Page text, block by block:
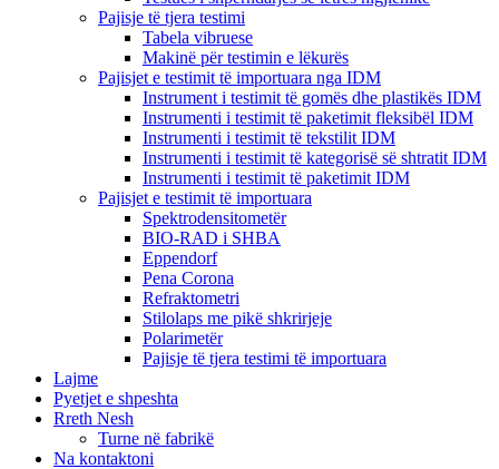
Pajisje të tjera testimi
Tabela vibruese
Makinë për testimin e lëkurës
Pajisjet e testimit të importuara nga IDM
Instrument i testimit të gomës dhe plastikës IDM
Instrumenti i testimit të paketimit fleksibël IDM
Instrumenti i testimit të tekstilit IDM
Instrumenti i testimit të kategorisë së shtratit IDM
Instrumenti i testimit të paketimit IDM
Pajisjet e testimit të importuara
Spektrodensitometër
BIO-RAD i SHBA
Eppendorf
Pena Corona
Refraktometri
Stilolaps me pikë shkrirjeje
Polarimetër
Pajisje të tjera testimi të importuara
Lajme
Pyetjet e shpeshta
Rreth Nesh
Turne në fabrikë
Na kontaktoni